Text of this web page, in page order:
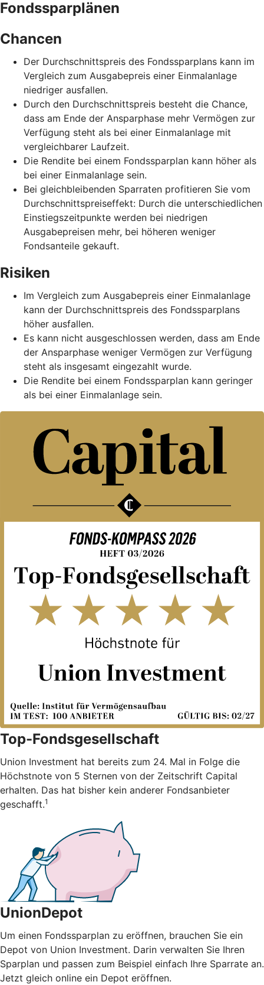
Fondssparplänen
Chancen
Der Durchschnittspreis des Fondssparplans kann im
Vergleich zum Ausgabepreis einer Einmalanlage
niedriger ausfallen.
Durch den Durchschnittspreis besteht die Chance,
dass am Ende der Ansparphase mehr Vermögen zur
Verfügung steht als bei einer Einmalanlage mit
vergleichbarer Laufzeit.
Die Rendite bei einem Fondssparplan kann höher als
bei einer Einmalanlage sein.
Bei gleichbleibenden Sparraten profitieren Sie vom
Durchschnittspreiseffekt: Durch die unterschiedlichen
Einstiegszeitpunkte werden bei niedrigen
Ausgabepreisen mehr, bei höheren weniger
Fondsanteile gekauft.
Risiken
Im Vergleich zum Ausgabepreis einer Einmalanlage
kann der Durchschnittspreis des Fondssparplans
höher ausfallen.
Es kann nicht ausgeschlossen werden, dass am Ende
der Ansparphase weniger Vermögen zur Verfügung
steht als insgesamt eingezahlt wurde.
Die Rendite bei einem Fondssparplan kann geringer
als bei einer Einmalanlage sein.
Top-Fondsgesellschaft
Union Investment hat bereits zum 24. Mal in Folge die
Höchstnote von 5 Sternen von der Zeitschrift Capital
erhalten. Das hat bisher kein anderer Fondsanbieter
geschafft.1
UnionDepot
Um einen Fondssparplan zu eröffnen, brauchen Sie ein
Depot von Union Investment. Darin verwalten Sie Ihren
Sparplan und passen zum Beispiel einfach Ihre Sparrate an.
Jetzt gleich online ein Depot eröffnen.